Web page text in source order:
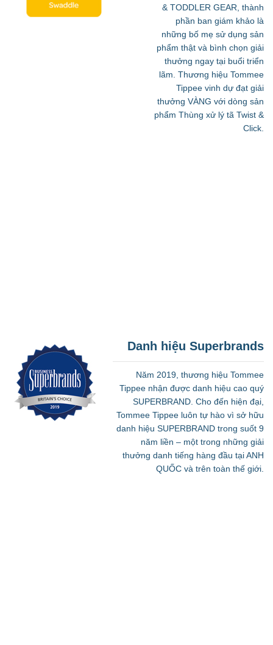
& TODDLER GEAR, thành
phần ban giám khảo là
những bố mẹ sử dụng sản
phẩm thật và bình chọn giải
thưởng ngay tại buổi triển
lãm. Thương hiệu Tommee
Tippee vinh dự đạt giải
thưởng VÀNG với dòng sản
phẩm Thùng xử lý tã Twist &
Click.
Danh hiệu Superbrands
Năm 2019, thương hiệu Tommee
Tippee nhận được danh hiệu cao quý
SUPERBRAND. Cho đến hiện đại,
Tommee Tippee luôn tự hào vì sở hữu
danh hiệu SUPERBRAND trong suốt 9
năm liền – một trong những giải
thưởng danh tiếng hàng đầu tại ANH
QUỐC và trên toàn thế giới.